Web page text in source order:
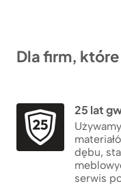
Dla firm,
25 lat
dębu,
serwis